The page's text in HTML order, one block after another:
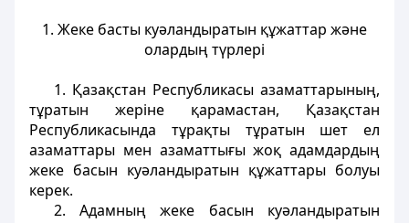
1. Жеке басты куәландыратын құжаттар және
олардың түрлері
1. Қазақстан Республикасы азаматтарының,
тұратын жеріне қарамастан, Қазақстан
Республикасында тұрақты тұратын шет ел
азаматтары мен азаматтығы жоқ адамдардың
жеке басын куәландыратын құжаттары болуы
керек.
2. Адамның жеке басын куәландыратын